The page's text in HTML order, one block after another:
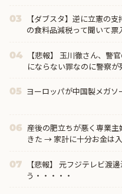
03
【ダブスタ】逆に立憲の
の食料品減税って聞いて
04
【悲報】 玉川徹さん、警
にならない罪なのに警察
05 ヨーロッパが中国製メガ
06 産後の肥立ちが悪く専業
きた → 家計に十分お金は
07
【悲報】 元フジテレビ渡
う・・・・・